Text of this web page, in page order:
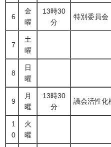
6
金
曜
13時30
分
特別委員会
7
土
曜
8
日
曜
9
月
曜
13時30
分
議会活性化
1
0
火
曜